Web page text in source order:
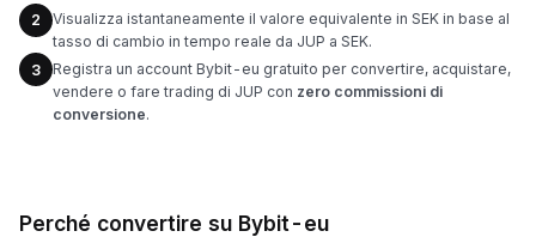
2
Visualizza istantaneamente il valore equivalente in SEK in base al
tasso di cambio in tempo reale da JUP a SEK.
3
Registra un account Bybit-eu gratuito per convertire, acquistare,
vendere o fare trading di JUP con zero commissioni di
conversione.
Perché convertire su Bybit-eu